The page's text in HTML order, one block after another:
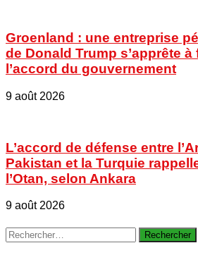
Groenland : une entreprise
de Donald Trump s’apprête à
l’accord du gouvernement
9 août 2026
L’accord de défense entre
Pakistan et la Turquie
l’Otan, selon Ankara
9 août 2026
Rechercher :